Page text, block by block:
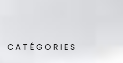
CATÉGORIES